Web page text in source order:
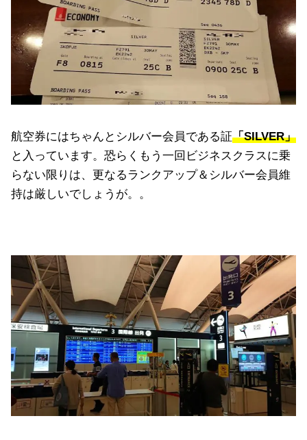
航空券にはちゃんとシルバー会員である証「SILVER」
と入っています。恐らくもう一回ビジネスクラスに乗
らない限りは、更なるランクアップ＆シルバー会員維
持は厳しいでしょうが。。